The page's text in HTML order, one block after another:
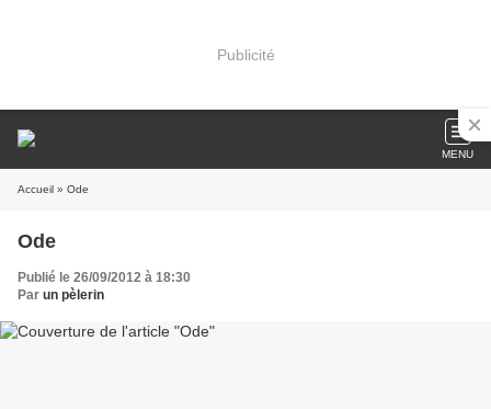
Publicité
MENU
Accueil » Ode
Ode
Publié le 26/09/2012 à 18:30
Par un pèlerin